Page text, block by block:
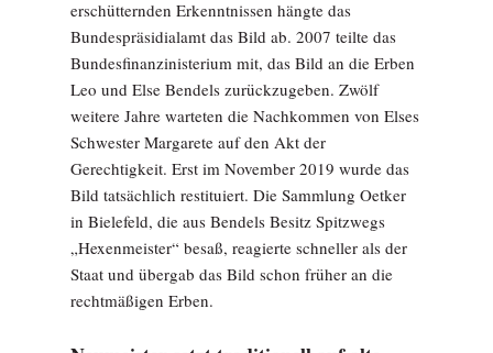
erschütternden Erkenntnissen hängte das
Bundespräsidialamt das Bild ab. 2007 teilte das
Bundesfinanzinisterium mit, das Bild an die Erben
Leo und Else Bendels zurückzugeben. Zwölf
weitere Jahre warteten die Nachkommen von Elses
Schwester Margarete auf den Akt der
Gerechtigkeit. Erst im November 2019 wurde das
Bild tatsächlich restituiert. Die Sammlung Oetker
in Bielefeld, die aus Bendels Besitz Spitzwegs
„Hexenmeister“ besaß, reagierte schneller als der
Staat und übergab das Bild schon früher an die
rechtmäßigen Erben.